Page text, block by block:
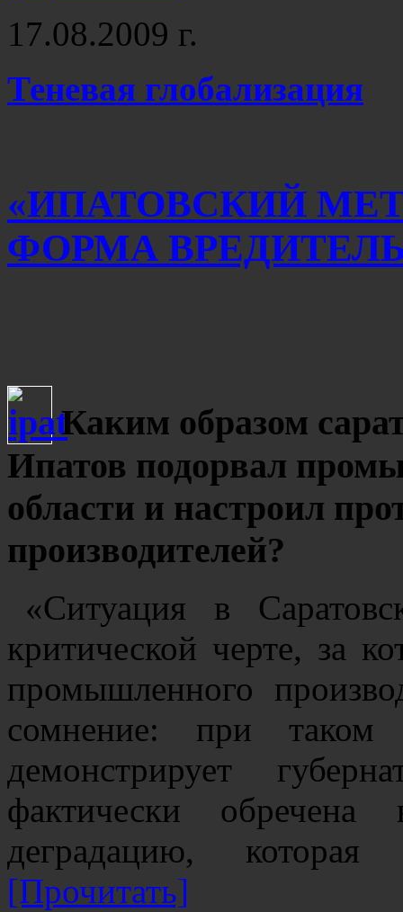
17.08.2009 г.
Теневая глобализация
«ИПАТОВСКИЙ
ФОРМА
Каким образом
Ипатов подорвал
области и настроил
производителей?
«Ситуация в
критической черте, за
промышленного
сомнение: при таком
демонстрирует
фактически обречена
деградацию,
[Прочитать]